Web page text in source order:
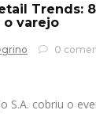
Trends:
o varejo
0
S.A. cobriu o